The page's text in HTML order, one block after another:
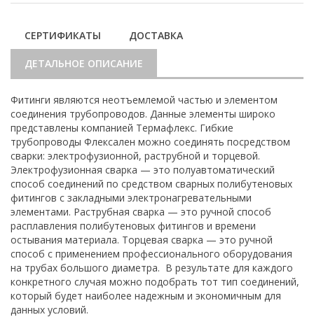
СЕРТИФИКАТЫ ДОСТАВКА
ДЕТАЛЬНОЕ ОПИСАНИЕ
Фитинги являются неотъемлемой частью и элементом
соединения трубопроводов. Данные элементы широко
представлены компанией Термафлекс. Гибкие
трубопроводы Флексален можно соединять посредством
сварки: электрофузионной, раструбной и торцевой.
Электрофузионная сварка — это полуавтоматический
способ соединений по средством сварных полибутеновых
фитингов с закладными электронагревательными
элементами. Раструбная сварка — это ручной способ
расплавления полибутеновых фитингов и времени
остывания материала. Торцевая сварка — это ручной
способ с применением профессионального оборудования
на трубах большого диаметра. В результате для каждого
конкретного случая можно подобрать тот тип соединений,
который будет наиболее надежным и экономичным для
данных условий.